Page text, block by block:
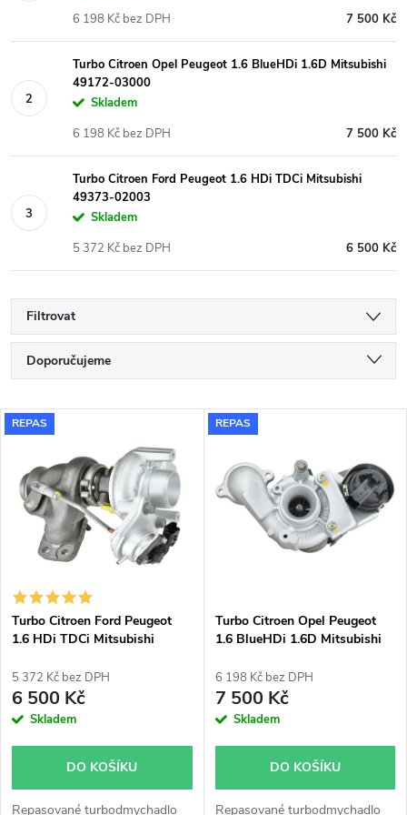
7 500 Kč
6 198 Kč bez DPH
Turbo Citroen Opel Peugeot 1.6 BlueHDi 1.6D Mitsubishi
49172-03000
Skladem
7 500 Kč
6 198 Kč bez DPH
Turbo Citroen Ford Peugeot 1.6 HDi TDCi Mitsubishi
49373-02003
Skladem
6 500 Kč
5 372 Kč bez DPH
Filtrovat
Ř
a
e
í
p
r
o
Doporučujeme
Nejdražší
Nejprodávanější
Abecedně
V
ý
p
s
p
r
o
d
REPAS
Turbo Citroen Ford Peugeot
1.6 HDi TDCi Mitsubishi
5 372 Kč bez DPH
6 500 Kč
Skladem
DO KOŠÍKU
Repasované turbodmychadlo
REPAS
Turbo Citroen Opel Peugeot
1.6 BlueHDi 1.6D Mitsubishi
6 198 Kč bez DPH
7 500 Kč
Skladem
DO KOŠÍKU
Repasované turbodmychadlo